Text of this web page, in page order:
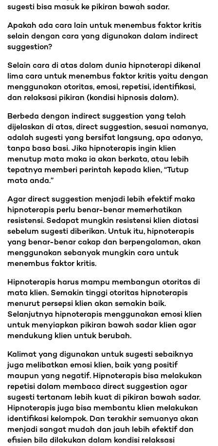
sugesti bisa masuk ke pikiran bawah sadar.
Apakah ada cara lain untuk menembus faktor kritis
selain dengan cara yang digunakan dalam indirect
suggestion?
Selain cara di atas dalam dunia hipnoterapi dikenal
lima cara untuk menembus faktor kritis yaitu dengan
menggunakan otoritas, emosi, repetisi, identifikasi,
dan relaksasi pikiran (kondisi hipnosis dalam).
Berbeda dengan indirect suggestion yang telah
dijelaskan di atas, direct suggestion, sesuai namanya,
adalah sugesti yang bersifat langsung, apa adanya,
tanpa basa basi. Jika hipnoterapis ingin klien
menutup mata maka ia akan berkata, atau lebih
tepatnya memberi perintah kepada klien, “Tutup
mata anda.”
Agar direct suggestion menjadi lebih efektif maka
hipnoterapis perlu benar-benar memerhatikan
resistensi. Sedapat mungkin resistensi klien diatasi
sebelum sugesti diberikan. Untuk itu, hipnoterapis
yang benar-benar cakap dan berpengalaman, akan
menggunakan sebanyak mungkin cara untuk
menembus faktor kritis.
Hipnoterapis harus mampu membangun otoritas di
mata klien. Semakin tinggi otoritas hipnoterapis
menurut persepsi klien akan semakin baik.
Selanjutnya hipnoterapis menggunakan emosi klien
untuk menyiapkan pikiran bawah sadar klien agar
mendukung klien untuk berubah.
Kalimat yang digunakan untuk sugesti sebaiknya
juga melibatkan emosi klien, baik yang positif
maupun yang negatif. Hipnoterapis bisa melakukan
repetisi dalam membaca direct suggestion agar
sugesti tertanam lebih kuat di pikiran bawah sadar.
Hipnoterapis juga bisa membantu klien melakukan
identifikasi kelompok. Dan terakhir semuanya akan
menjadi sangat mudah dan jauh lebih efektif dan
efisien bila dilakukan dalam kondisi relaksasi